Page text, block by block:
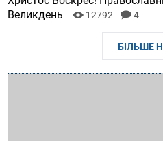
Великдень
12792 4
БІЛЬШЕ